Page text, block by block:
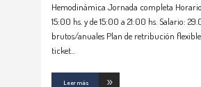
Hemodinámica Jornada completa
15:00 hs. y de 15:00 a 21:00 hs. Salario:
brutos/anuales Plan de retribución flexible
ticket
Leer más